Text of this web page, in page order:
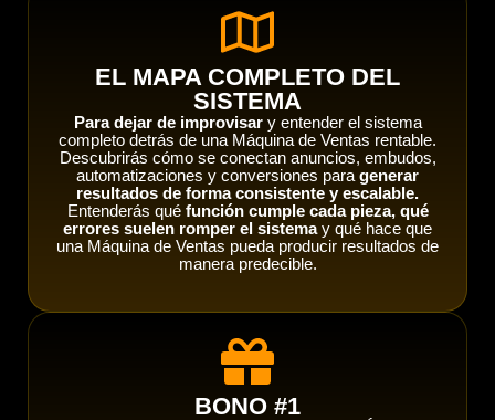
EL MAPA COMPLETO DEL
SISTEMA
Para dejar de improvisary entender el sistema
completo detrás de una Máquina de Ventas rentable.
Descubrirás cómo se conectan anuncios, embudos,
automatizaciones y conversiones para generar
resultados de forma consistente y escalable.
Entenderás qué función cumple cada pieza, qué
errores suelen romper el sistemay qué hace que
una Máquina de Ventas pueda producir resultados de
manera predecible.
BONO #1